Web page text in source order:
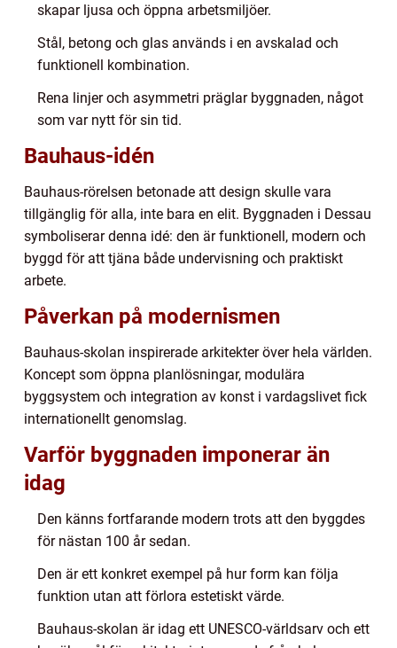
skapar ljusa och öppna arbetsmiljöer.
Stål, betong och glas används i en avskalad och
funktionell kombination.
Rena linjer och asymmetri präglar byggnaden, något
som var nytt för sin tid.
Bauhaus-idén
Bauhaus-rörelsen betonade att design skulle vara
tillgänglig för alla, inte bara en elit. Byggnaden i Dessau
symboliserar denna idé: den är funktionell, modern och
byggd för att tjäna både undervisning och praktiskt
arbete.
Påverkan på modernismen
Bauhaus-skolan inspirerade arkitekter över hela världen.
Koncept som öppna planlösningar, modulära
byggsystem och integration av konst i vardagslivet fick
internationellt genomslag.
Varför byggnaden imponerar än
idag
Den känns fortfarande modern trots att den byggdes
för nästan 100 år sedan.
Den är ett konkret exempel på hur form kan följa
funktion utan att förlora estetiskt värde.
Bauhaus-skolan är idag ett UNESCO-världsarv och ett